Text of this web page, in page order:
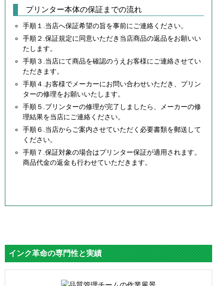
プリンター本体の保証までの流れ
手順１.当店へ保証希望の旨を事前にご連絡ください。
手順２.保証規定に同意いただき当店商品の返品をお願いい
たします。
手順３.当店にて商品を確認のうえお客様にご連絡させてい
ただきます。
手順４.お客様でメーカーにお問い合わせいただき、プリン
ターの修理をお願いいたします。
手順５.プリンターの修理が完了しましたら、メーカーの修
理結果を当店にご連絡ください。
手順６.当店からご案内させていただく必要書類を郵送して
ください。
手順７.保証対象の場合はプリンター保証が適用されます。
商品代金の返金も行わせていただきます。
インク革命の専門性と実績